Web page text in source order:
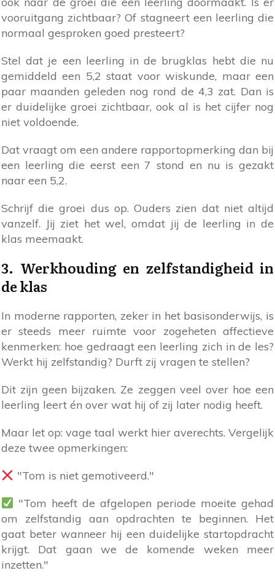
vooruitgang zichtbaar? Of stagneert een leerling die
normaal gesproken goed presteert?
Stel dat je een leerling in de brugklas hebt die nu
gemiddeld een 5,2 staat voor wiskunde, maar een
paar maanden geleden nog rond de 4,3 zat. Dan is
er duidelijke groei zichtbaar, ook al is het cijfer nog
niet voldoende.
Dat vraagt om een andere rapportopmerking dan bij
een leerling die eerst een 7 stond en nu is gezakt
naar een 5,2.
Schrijf die groei dus op. Ouders zien dat niet altijd
vanzelf. Jij ziet het wel, omdat jij de leerling in de
klas meemaakt.
3. Werkhouding en zelfstandigheid in
de klas
In moderne rapporten, zeker in het basisonderwijs, is
er steeds meer ruimte voor zogeheten affectieve
kenmerken: hoe gedraagt een leerling zich in de les?
Werkt hij zelfstandig? Durft zij vragen te stellen?
Dit zijn geen bijzaken. Ze zeggen veel over hoe een
leerling leert én over wat hij of zij later nodig heeft.
Maar let op: vage taal werkt hier averechts. Vergelijk
deze twee opmerkingen:
"Tom is niet gemotiveerd."
"Tom heeft de afgelopen periode moeite gehad
om zelfstandig aan opdrachten te beginnen. Het
gaat beter wanneer hij een duidelijke startopdracht
krijgt. Dat gaan we de komende weken meer
inzetten."